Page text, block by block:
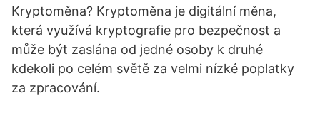
Kryptoměna? Kryptoměna je digitální měna,
která využívá kryptografie pro bezpečnost a
může být zaslána od jedné osoby k druhé
kdekoli po celém světě za velmi nízké poplatky
za zpracování.